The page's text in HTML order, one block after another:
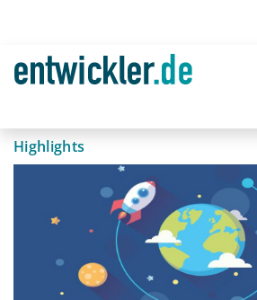
Highlights